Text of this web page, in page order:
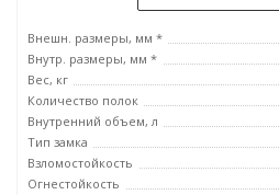
Внешн. размеры, мм *
Внутр. размеры, мм *
Вес, кг
Количество полок
Внутренний объем, л
Тип замка
Взломостойкость
Огнестойкость